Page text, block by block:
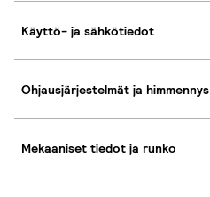
Käyttö- ja sähkötiedot
Ohjausjärjestelmät ja himmennys
Mekaaniset tiedot ja runko